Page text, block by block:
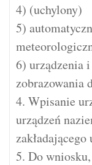
4) (uchylony)
5)
6) urządzenia
zobrazowania
4. Wpisanie
urządzeń
5. Do